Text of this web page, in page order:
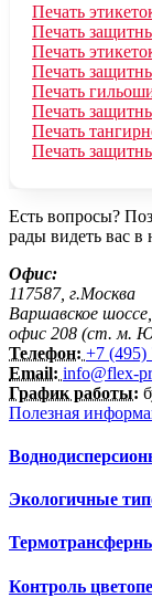
Печать
Печать
Печать
Печать
Печать
Печать
Печать
Печать
Есть вопросы?
рады видеть вас
Офис:
117587, г.Москва
Варшавское
офис 208 (ст. м.
Телефон: +7 (495)
Email: info@flex-
График работы:
Полезная
Экологичные
Контроль